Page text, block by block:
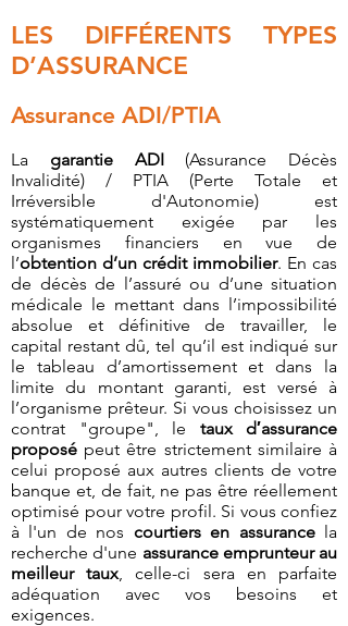
LES DIFFÉRENTS TYPES
D’ASSURANCE
Assurance ADI/PTIA
La garantie ADI(Assurance Décès
Invalidité) / PTIA (Perte Totale et
Irréversible d'Autonomie) est
systématiquement exigée par les
organismes financiers en vue de
l’obtention d’un crédit immobilier. En cas
de décès de l’assuré ou d’une situation
médicale le mettant dans l’impossibilité
absolue et définitive de travailler, le
capital restant dû, tel qu’il est indiqué sur
le tableau d’amortissement et dans la
limite du montant garanti, est versé à
l’organisme prêteur. Si vous choisissez un
contrat "groupe", le taux d′assurance
proposé peut être strictement similaire à
celui proposé aux autres clients de votre
banque et, de fait, ne pas être réellement
optimisé pour votre profil. Si vous confiez
à l'un de nos courtiers en assurancela
recherche d'une assurance emprunteur au
meilleur taux, celle-ci sera en parfaite
adéquation avec vos besoins et
exigences.